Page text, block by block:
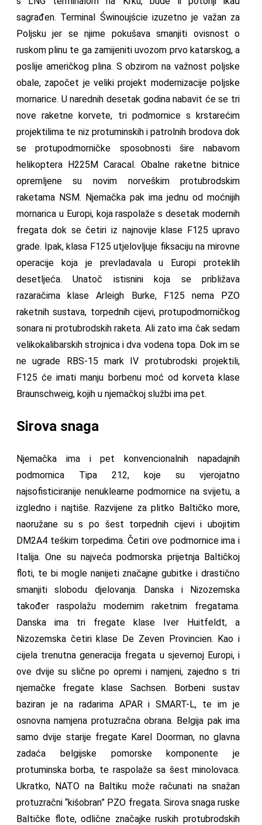
sagrađen. Terminal Świnoujście izuzetno je važan za
Poljsku jer se njime pokušava smanjiti ovisnost o
ruskom plinu te ga zamijeniti uvozom prvo katarskog, a
poslije američkog plina. S obzirom na važnost poljske
obale, započet je veliki projekt modernizacije poljske
mornarice. U narednih desetak godina nabavit će se tri
nove raketne korvete, tri podmornice s krstarećim
projektilima te niz protuminskih i patrolnih brodova dok
se protupodmorničke sposobnosti šire nabavom
helikoptera H225M Caracal. Obalne raketne bitnice
opremljene su novim norveškim protubrodskim
raketama NSM. Njemačka pak ima jednu od moćnijih
mornarica u Europi, koja raspolaže s desetak modernih
fregata dok se četiri iz najnovije klase F125 upravo
grade. Ipak, klasa F125 utjelovljuje fiksaciju na mirovne
operacije koja je prevladavala u Europi proteklih
desetljeća. Unatoč istisnini koja se približava
razaračima klase Arleigh Burke, F125 nema PZO
raketnih sustava, torpednih cijevi, protupodmorničkog
sonara ni protubrodskih raketa. Ali zato ima čak sedam
velikokalibarskih strojnica i dva vodena topa. Dok im se
ne ugrade RBS-15 mark IV protubrodski projektili,
F125 će imati manju borbenu moć od korveta klase
Braunschweig, kojih u njemačkoj službi ima pet.
Sirova snaga
Njemačka ima i pet konvencionalnih napadajnih
podmornica Tipa 212, koje su vjerojatno
najsofisticiranije nenuklearne podmornice na svijetu, a
izgledno i najtiše. Razvijene za plitko Baltičko more,
naoružane su s po šest torpednih cijevi i ubojitim
DM2A4 teškim torpedima. Četiri ove podmornice ima i
Italija. One su najveća podmorska prijetnja Baltičkoj
floti, te bi mogle nanijeti značajne gubitke i drastično
smanjiti slobodu djelovanja. Danska i Nizozemska
također raspolažu modernim raketnim fregatama.
Danska ima tri fregate klase Iver Huitfeldt, a
Nizozemska četiri klase De Zeven Provincien. Kao i
cijela trenutna generacija fregata u sjevernoj Europi, i
ove dvije su slične po opremi i namjeni, zajedno s tri
njemačke fregate klase Sachsen. Borbeni sustav
baziran je na radarima APAR i SMART-L, te im je
osnovna namjena protuzračna obrana. Belgija pak ima
samo dvije starije fregate Karel Doorman, no glavna
zadaća belgijske pomorske komponente je
protuminska borba, te raspolaže sa šest minolovaca.
Ukratko, NATO na Baltiku može računati na snažan
protuzračni “kišobran” PZO fregata. Sirova snaga ruske
Baltičke flote, odlične značajke ruskih protubrodskih